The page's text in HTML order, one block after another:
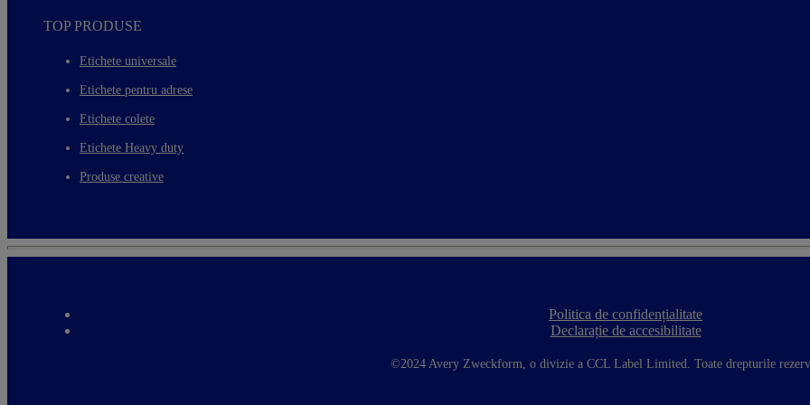
TOP PRODUSE
Etichete universale
Etichete pentru adrese
Etichete colete
Etichete Heavy duty
Produse creative
F
o
t
Politica de confidențialitate
Declarație de accesibilitate
©2024 Avery Zweckform, o divizie a CCL Label Limited. Toate drepturile